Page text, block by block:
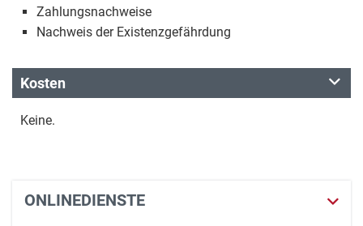
Zahlungsnachweise
Nachweis der Existenzgefährdung
Kosten
Keine.
ONLINEDIENSTE